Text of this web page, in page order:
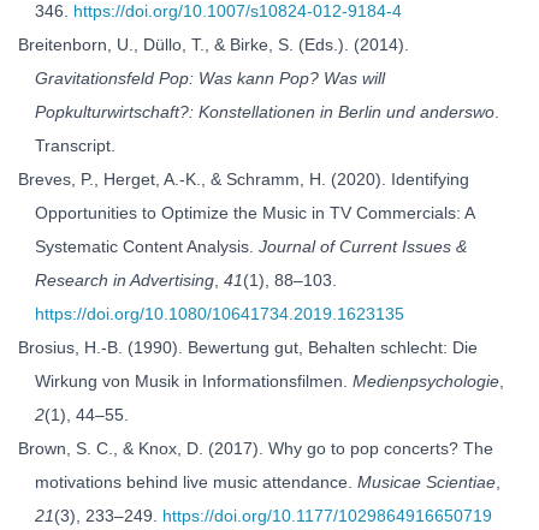
346. https://doi.org/10.1007/s10824-012-9184-4
Breitenborn, U., Düllo, T., & Birke, S. (Eds.). (2014).
Gravitationsfeld Pop: Was kann Pop? Was will
Popkulturwirtschaft?: Konstellationen in Berlin und anderswo
Transcript.
Breves, P., Herget, A.-K., & Schramm, H. (2020). Identifying
Opportunities to Optimize the Music in TV Commercials: A
Systematic Content Analysis. Journal of Current Issues &
Research in Advertising 41(1), 88–103.
https://doi.org/10.1080/10641734.2019.1623135
Brosius, H.-B. (1990). Bewertung gut, Behalten schlecht: Die
Wirkung von Musik in Informationsfilmen. Medienpsychologie
2(1), 44–55.
Brown, S. C., & Knox, D. (2017). Why go to pop concerts? The
motivations behind live music attendance. Musicae Scientiae
21(3), 233–249. https://doi.org/10.1177/1029864916650719